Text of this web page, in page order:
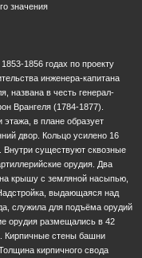
значения
1856 годах по проекту
инженера-капитана
названа в честь генерал-
Врангеля (1784-1877).
в плане образует
двор. Кольцо усилено 16
существуют сквозные
орудия. Два
крышу с земляной насыпью,
выдающаяся над
служила для подъёма орудий
орудия размещались в 42
Кирпичные стены башни
кирпичного свода